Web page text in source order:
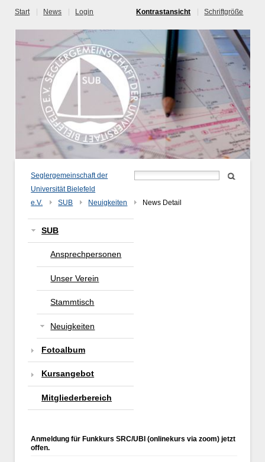
Start News Login Kontrastansicht Schriftgröße
Seglergemeinschaft der
Universität Bielefeld
e.V.
SUB Neuigkeiten News Detail
SUB
Ansprechpersonen
Unser Verein
Stammtisch
Neuigkeiten
Fotoalbum
Kursangebot
Mitgliederbereich
Anmeldung für Funkkurs SRC/UBI (onlinekurs via zoom) jetzt
offen.